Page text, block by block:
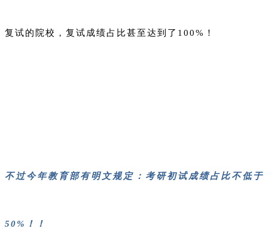
复试的院校，复试成绩占比甚至达到了100%！
不过今年教育部有明文规定：考研初试成绩占比不低于
50%！！